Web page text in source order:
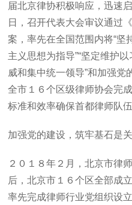
届北京律协积极响应，迅速
日，召开代表大会审议通过
案，率先在全国范围内将“坚
主义思想为指导”“坚定维护
威和集中统一领导”和加强党
全市１６个区级律师协会完
标准和效率确保首都律师队
加强党的建设，筑牢基石是关
２０１８年２月，北京市律
后，北京市１６个区全部成
率先完成律师行业党组织设